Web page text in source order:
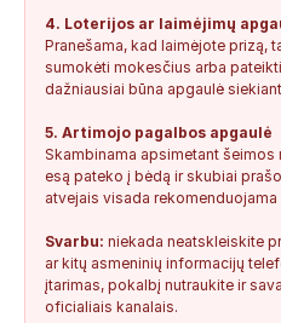
4. Loterijos ar laimėjimų
Pranešama, kad laimėjote prizą,
sumokėti mokesčius arba
dažniausiai būna apgaulė
5. Artimojo pagalbos apgaulė
Skambinama apsimetant šeimos
esą pateko į bėdą ir skubiai
atvejais visada
Svarbu: niekada neatskleiskite
ar kitų asmeninių informacijų
įtarimas, pokalbį nutraukite ir
oficialiais kanalais.